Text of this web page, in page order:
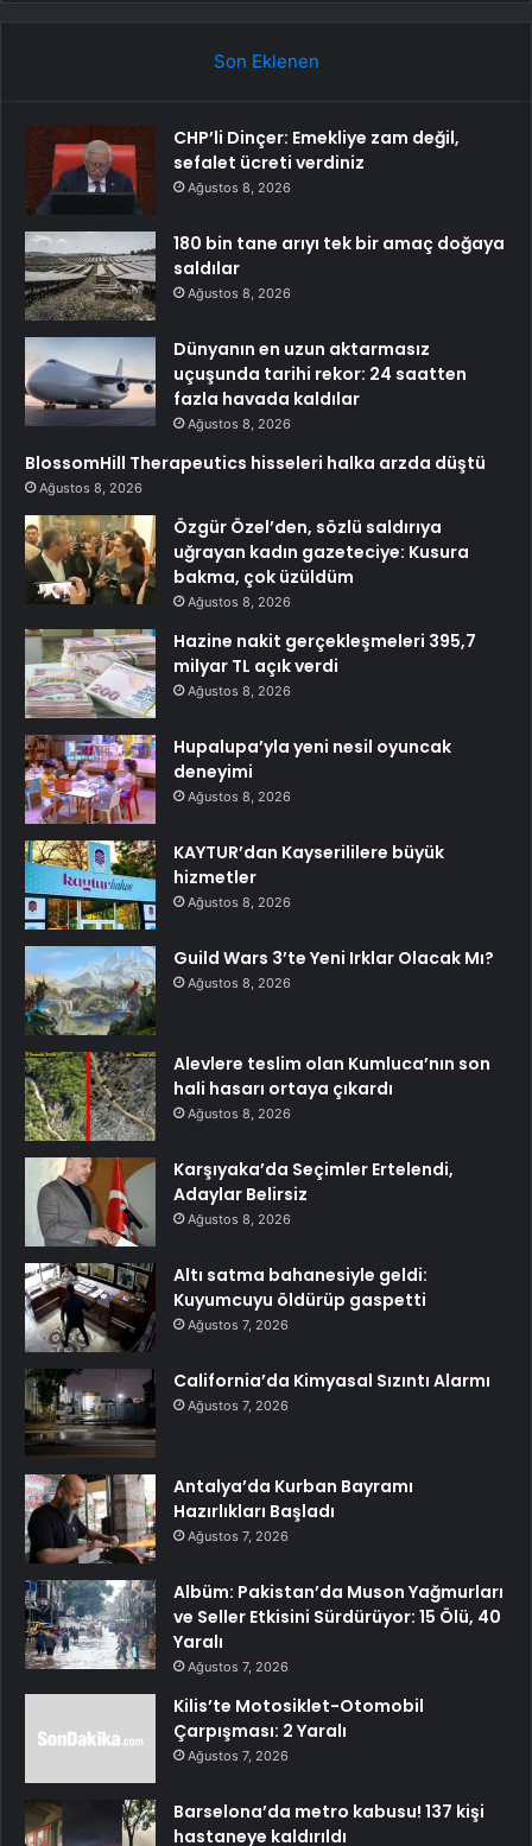
Son Eklenen
CHP’li Dinçer: Emekliye zam değil,
sefalet ücreti verdiniz
Ağustos 8, 2026
180 bin tane arıyı tek bir amaç doğaya
saldılar
Ağustos 8, 2026
Dünyanın en uzun aktarmasız
uçuşunda tarihi rekor: 24 saatten
fazla havada kaldılar
Ağustos 8, 2026
BlossomHill Therapeutics hisseleri halka arzda düştü
Ağustos 8, 2026
Özgür Özel’den, sözlü saldırıya
uğrayan kadın gazeteciye: Kusura
bakma, çok üzüldüm
Ağustos 8, 2026
Hazine nakit gerçekleşmeleri 395,7
milyar TL açık verdi
Ağustos 8, 2026
Hupalupa’yla yeni nesil oyuncak
deneyimi
Ağustos 8, 2026
KAYTUR’dan Kayserililere büyük
hizmetler
Ağustos 8, 2026
Guild Wars 3’te Yeni Irklar Olacak Mı?
Ağustos 8, 2026
Alevlere teslim olan Kumluca’nın son
hali hasarı ortaya çıkardı
Ağustos 8, 2026
Karşıyaka’da Seçimler Ertelendi,
Adaylar Belirsiz
Ağustos 8, 2026
Altı satma bahanesiyle geldi:
Kuyumcuyu öldürüp gaspetti
Ağustos 7, 2026
California’da Kimyasal Sızıntı Alarmı
Ağustos 7, 2026
Antalya’da Kurban Bayramı
Hazırlıkları Başladı
Ağustos 7, 2026
Albüm: Pakistan’da Muson Yağmurları
ve Seller Etkisini Sürdürüyor: 15 Ölü, 40
Yaralı
Ağustos 7, 2026
Kilis’te Motosiklet-Otomobil
Çarpışması: 2 Yaralı
Ağustos 7, 2026
Barselona’da metro kabusu! 137 kişi
hastaneye kaldırıldı